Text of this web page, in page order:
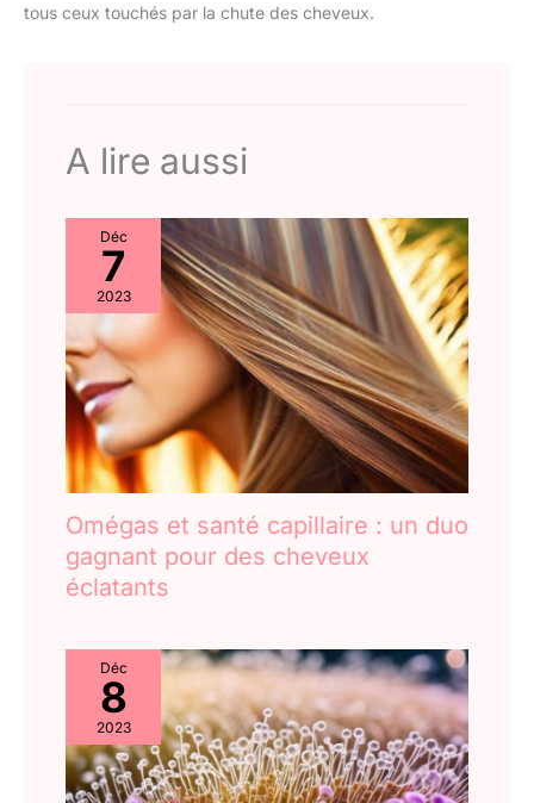
tous ceux touchés par la chute des cheveux.
A lire aussi
Déc
7
2023
Omégas et santé capillaire : un duo
gagnant pour des cheveux
éclatants
Déc
8
2023